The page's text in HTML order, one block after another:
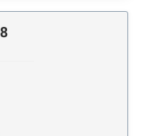
Francais